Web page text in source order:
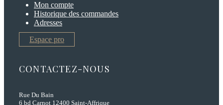
Mon compte
Historique des commandes
Adresses
Espace pro
CONTACTEZ-NOUS
Rue Du Bain
6 bd Carnot 12400 Saint-Affrique